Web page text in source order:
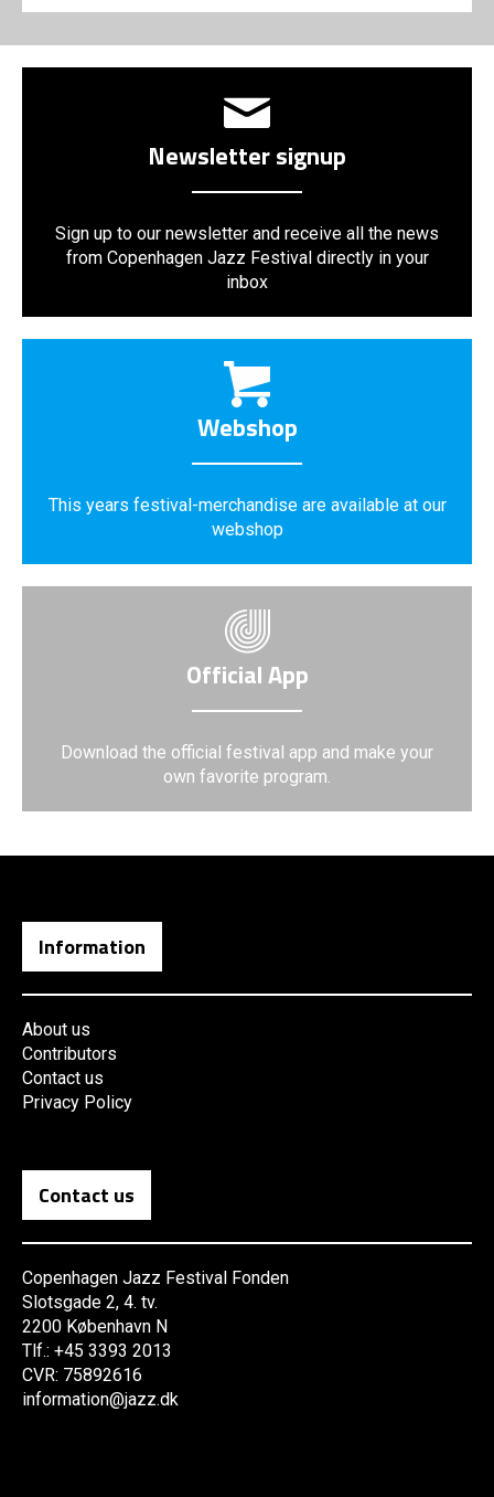
Newsletter signup
Sign up to our newsletter and receive all the news
from Copenhagen Jazz Festival directly in your
inbox
Webshop
This years festival-merchandise are available at our
webshop
Official App
Download the official festival app and make your
own favorite program.
Information
About us
Contributors
Contact us
Privacy Policy
Contact us
Copenhagen Jazz Festival Fonden
Slotsgade 2, 4. tv.
2200 København N
Tlf.: +45 3393 2013
CVR: 75892616
information@jazz.dk